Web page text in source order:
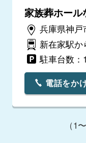
家族葬ホール
兵庫県神戸
新在家駅か
駐車台数：
電話をか
（1